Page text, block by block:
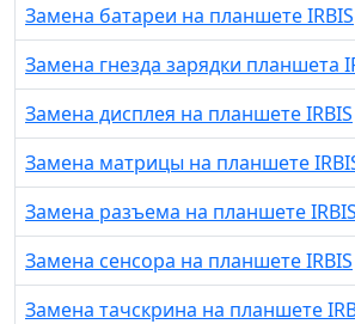
Замена батареи на планшете IRBIS
Замена гнезда зарядки планшета
Замена дисплея на планшете IRBIS
Замена матрицы на планшете
Замена разъема на планшете IRBIS
Замена сенсора на планшете IRBIS
Замена тачскрина на планшете